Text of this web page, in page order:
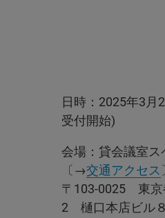
日時：2025年3
受付開始)
会場：貸会議室
〔→交通アクセス
〒103-0025 東京
2 樋口本店ビル